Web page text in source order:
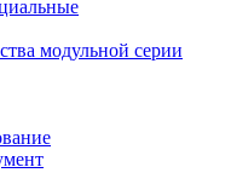
модульной серии